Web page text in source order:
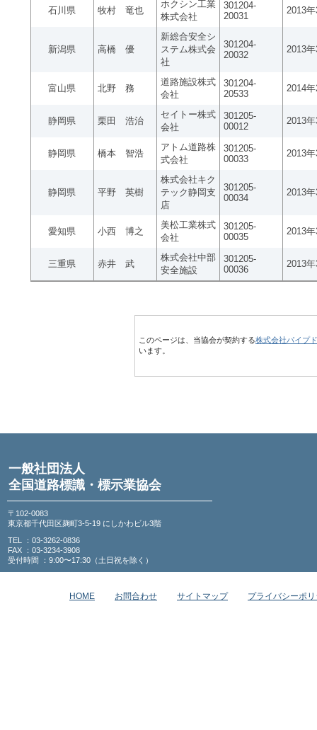
石川県 牧村 竜也
ホクシン工業
株式会社
301204-
20031
2013
新潟県 高橋 優
新総合安全シ
ステム株式会
社
301204-
20032
2013
富山県 北野 務
道路施設株式
会社
301204-
20533
2014
静岡県 栗田 浩治
セイトー株式
会社
301205-
00012
2013
静岡県 橋本 智浩
アトム道路株
式会社
301205-
00033
2013
静岡県 平野 英樹
株式会社キク
テック静岡支
店
301205-
00034
2013
愛知県 小西 博之
美松工業株式
会社
301205-
00035
2013
三重県 赤井 武
株式会社中部
安全施設
301205-
00036
2013
このページは、当協会が契約する株式会社パイプ
います。
一般社団法人
全国道路標識・標示業協会
〒102-0083
東京都千代田区麹町3-5-19 にしかわビル3階
TEL ：03-3262-0836
FAX ：03-3234-3908
受付時間 ：9:00〜17:30（土日祝を除く）
HOME お問合わせ サイトマップ プライバシーポ